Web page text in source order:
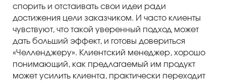
спорить и отстаивать свои идеи ради
достижения цели заказчиком. И часто клиенты
чувствуют, что такой уверенный подход может
дать больший эффект, и готовы довериться
«Челленджеру». Клиентский менеджер, хорошо
понимающий, как предлагаемый им продукт
может усилить клиента, практически переходит